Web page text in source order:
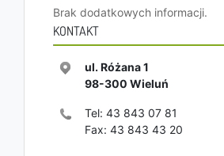
Brak dodatkowych informacji.
KONTAKT
ul. Różana 1
98-300 Wieluń
Tel: 43 843 07 81
Fax: 43 843 43 20